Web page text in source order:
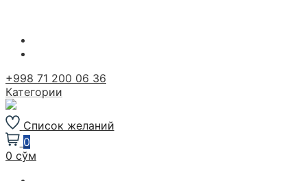
Перейти
+998 71 200 06 36
Категории
Список желаний
0
0 сўм